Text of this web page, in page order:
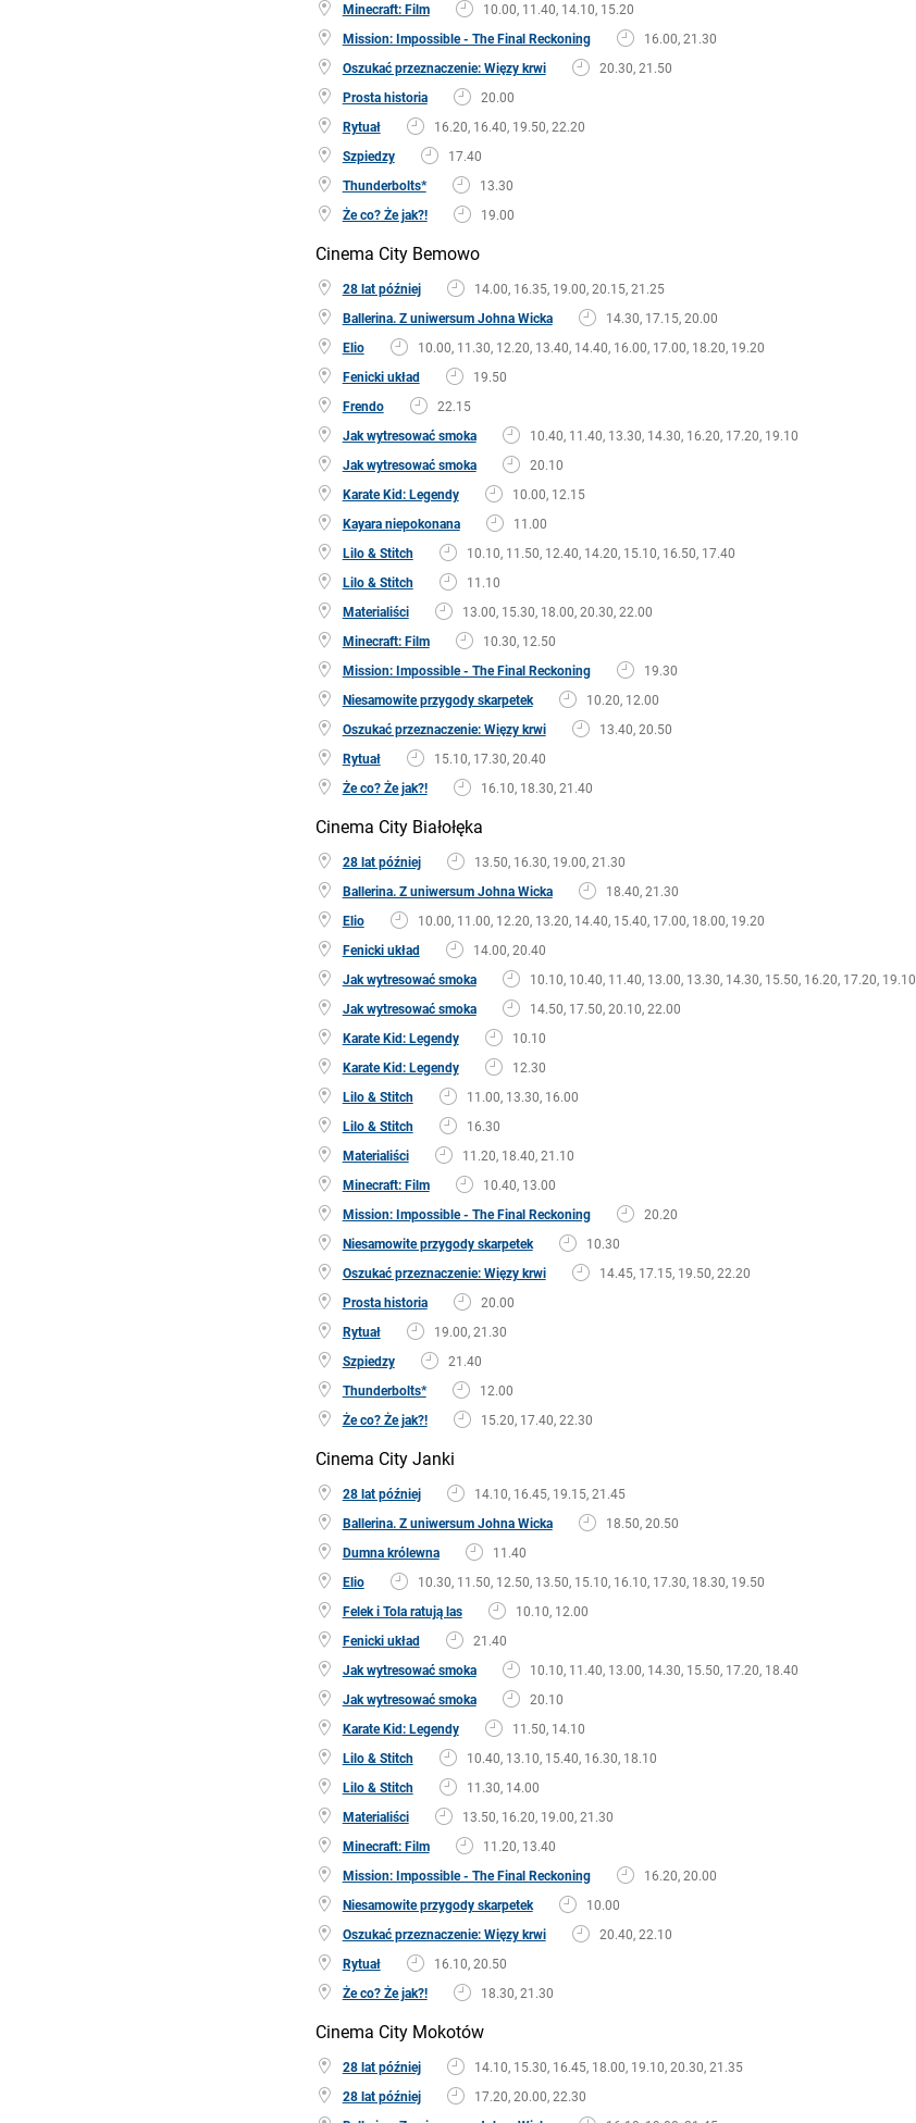
Minecraft: Film
10.00, 11.40, 14.10, 15.20
Mission: Impossible - The Final Reckoning
16.00, 21.30
Oszukać przeznaczenie: Więzy krwi
20.30, 21.50
Prosta historia
20.00
Rytuał
16.20, 16.40, 19.50, 22.20
Szpiedzy
17.40
Thunderbolts*
13.30
Że co? Że jak?!
19.00
Cinema City Bemowo
28 lat później
14.00, 16.35, 19.00, 20.15, 21.25
Ballerina. Z uniwersum Johna Wicka
14.30, 17.15, 20.00
Elio
10.00, 11.30, 12.20, 13.40, 14.40, 16.00, 17.00, 18.20, 19.20
Fenicki układ
19.50
Frendo
22.15
Jak wytresować smoka
10.40, 11.40, 13.30, 14.30, 16.20, 17.20, 19.10
Jak wytresować smoka
20.10
Karate Kid: Legendy
10.00, 12.15
Kayara niepokonana
11.00
Lilo & Stitch
10.10, 11.50, 12.40, 14.20, 15.10, 16.50, 17.40
Lilo & Stitch
11.10
Materialiści
13.00, 15.30, 18.00, 20.30, 22.00
Minecraft: Film
10.30, 12.50
Mission: Impossible - The Final Reckoning
19.30
Niesamowite przygody skarpetek
10.20, 12.00
Oszukać przeznaczenie: Więzy krwi
13.40, 20.50
Rytuał
15.10, 17.30, 20.40
Że co? Że jak?!
16.10, 18.30, 21.40
Cinema City Białołęka
28 lat później
13.50, 16.30, 19.00, 21.30
Ballerina. Z uniwersum Johna Wicka
18.40, 21.30
Elio
10.00, 11.00, 12.20, 13.20, 14.40, 15.40, 17.00, 18.00, 19.20
Fenicki układ
14.00, 20.40
Jak wytresować smoka
10.10, 10.40, 11.40, 13.00, 13.30, 14.30, 15.50, 16.20, 17.20, 19.10
Jak wytresować smoka
14.50, 17.50, 20.10, 22.00
Karate Kid: Legendy
10.10
Karate Kid: Legendy
12.30
Lilo & Stitch
11.00, 13.30, 16.00
Lilo & Stitch
16.30
Materialiści
11.20, 18.40, 21.10
Minecraft: Film
10.40, 13.00
Mission: Impossible - The Final Reckoning
20.20
Niesamowite przygody skarpetek
10.30
Oszukać przeznaczenie: Więzy krwi
14.45, 17.15, 19.50, 22.20
Prosta historia
20.00
Rytuał
19.00, 21.30
Szpiedzy
21.40
Thunderbolts*
12.00
Że co? Że jak?!
15.20, 17.40, 22.30
Cinema City Janki
28 lat później
14.10, 16.45, 19.15, 21.45
Ballerina. Z uniwersum Johna Wicka
18.50, 20.50
Dumna królewna
11.40
Elio
10.30, 11.50, 12.50, 13.50, 15.10, 16.10, 17.30, 18.30, 19.50
Felek i Tola ratują las
10.10, 12.00
Fenicki układ
21.40
Jak wytresować smoka
10.10, 11.40, 13.00, 14.30, 15.50, 17.20, 18.40
Jak wytresować smoka
20.10
Karate Kid: Legendy
11.50, 14.10
Lilo & Stitch
10.40, 13.10, 15.40, 16.30, 18.10
Lilo & Stitch
11.30, 14.00
Materialiści
13.50, 16.20, 19.00, 21.30
Minecraft: Film
11.20, 13.40
Mission: Impossible - The Final Reckoning
16.20, 20.00
Niesamowite przygody skarpetek
10.00
Oszukać przeznaczenie: Więzy krwi
20.40, 22.10
Rytuał
16.10, 20.50
Że co? Że jak?!
18.30, 21.30
Cinema City Mokotów
28 lat później
14.10, 15.30, 16.45, 18.00, 19.10, 20.30, 21.35
28 lat później
17.20, 20.00, 22.30